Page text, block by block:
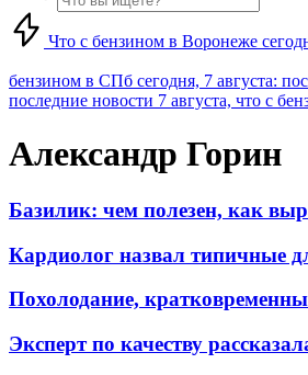
Что с бензином в Воронеже
бензином в СПб сегодня, 7 августа:
последние новости 7 августа, что с
Александр Горин
Базилик: чем полезен, как
Кардиолог назвал типичные
Похолодание,
Эксперт по качеству